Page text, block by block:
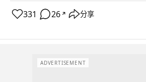
331 26 ↗ 分享
ADVERTISEMENT